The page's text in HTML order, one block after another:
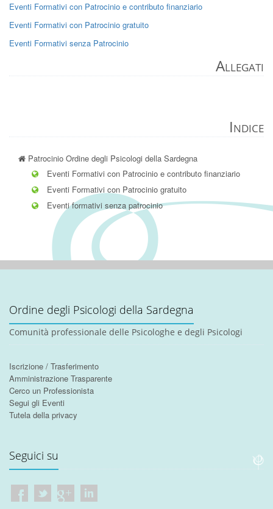
Eventi Formativi con Patrocinio e contributo finanziario
Eventi Formativi con Patrocinio gratuito
Eventi Formativi senza Patrocinio
Allegati
Indice
Patrocinio Ordine degli Psicologi della Sardegna
Eventi Formativi con Patrocinio e contributo finanziario
Eventi Formativi con Patrocinio gratuito
Eventi formativi senza patrocinio
Ordine degli Psicologi della Sardegna
Comunità professionale delle Psicologhe e degli Psicologi
Iscrizione / Trasferimento
Amministrazione Trasparente
Cerco un Professionista
Segui gli Eventi
Tutela della privacy
Seguici su